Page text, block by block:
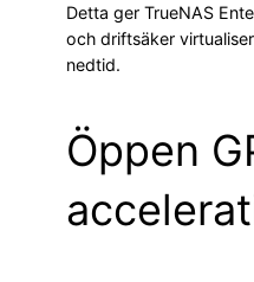
Detta ger TrueNAS
och driftsäker
nedtid.
Öppen